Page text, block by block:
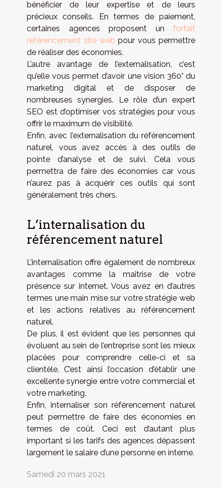
bénéficier de leur expertise et de leurs
précieux conseils. En termes de paiement,
certaines agences proposent un forfait
référencement site web pour vous permettre
de réaliser des économies.
L’autre avantage de l’externalisation, c’est
qu’elle vous permet d’avoir une vision 360° du
marketing digital et de disposer de
nombreuses synergies. Le rôle d’un expert
SEO est d’optimiser vos stratégies pour vous
offrir le maximum de visibilité.
Enfin, avec l’externalisation du référencement
naturel, vous avez accès à des outils de
pointe d’analyse et de suivi. Cela vous
permettra de faire des économies car vous
n’aurez pas à acquérir ces outils qui sont
généralement très chers.
L’internalisation du
référencement naturel
L’internalisation offre également de nombreux
avantages comme la maitrise de votre
présence sur internet. Vous avez en d’autres
termes une main mise sur votre stratégie web
et les actions relatives au référencement
naturel.
De plus, il est évident que les personnes qui
évoluent au sein de l’entreprise sont les mieux
placées pour comprendre celle-ci et sa
clientèle. C’est ainsi l’occasion d’établir une
excellente synergie entre votre commercial et
votre marketing.
Enfin, internaliser son référencement naturel
peut permettre de faire des économies en
termes de coût. Ceci est d’autant plus
important si les tarifs des agences dépassent
largement le salaire d’une personne en interne.
Samedi 20 mars 2021